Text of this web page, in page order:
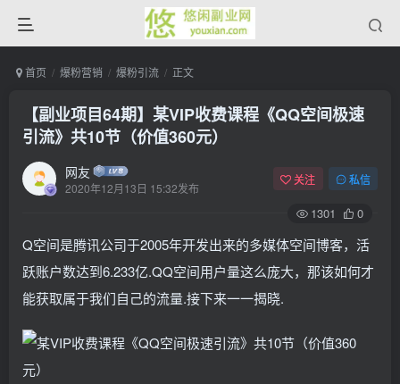
首页 爆粉营销 爆粉引流 正文
【副业项目64期】某VIP收费课程《QQ空间极速
引流》共10节（价值360元）
网友
2020年12月13日 15:32发布
关注 私信
1301 0
Q空间是腾讯公司于2005年开发出来的多媒体空间博客，活
跃账户数达到6.233亿.QQ空间用户量这么庞大，那该如何才
能获取属于我们自己的流量.接下来一一揭晓.